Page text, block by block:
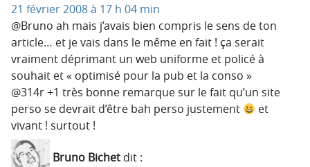
21 février 2008 à 17 h 04 min
@Bruno ah mais j’avais bien compris le sens de ton
article… et je vais dans le même en fait ! ça serait
vraiment déprimant un web uniforme et policé à
souhait et « optimisé pour la pub et la conso »
@314r +1 très bonne remarque sur le fait qu’un site
perso se devrait d’être bah perso justement
et
vivant ! surtout !
Bruno Bichet dit :